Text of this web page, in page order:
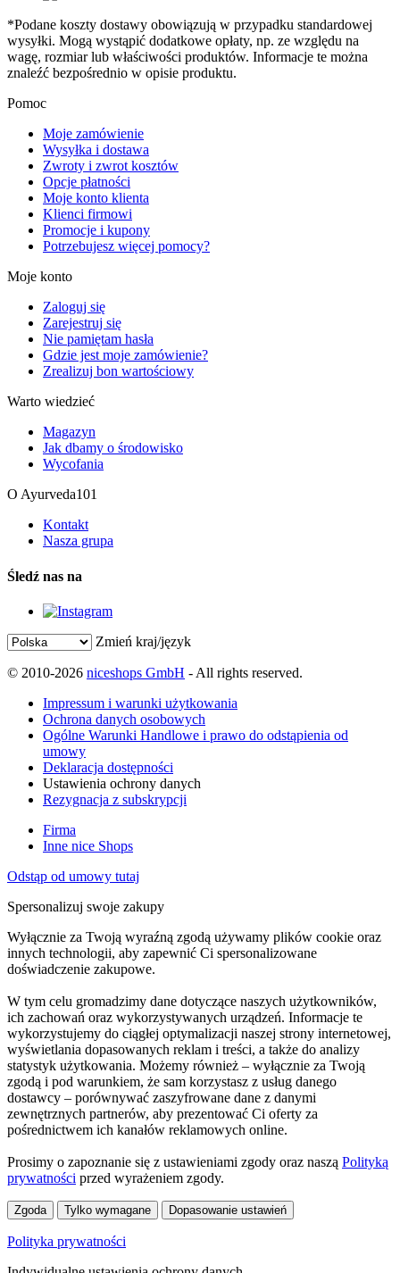
*Podane koszty dostawy obowiązują w przypadku standardowej
wysyłki. Mogą wystąpić dodatkowe opłaty, np. ze względu na
wagę, rozmiar lub właściwości produktów. Informacje te można
znaleźć bezpośrednio w opisie produktu.
Pomoc
Moje zamówienie
Wysyłka i dostawa
Zwroty i zwrot kosztów
Opcje płatności
Moje konto klienta
Klienci firmowi
Promocje i kupony
Potrzebujesz więcej pomocy?
Moje konto
Zaloguj się
Zarejestruj się
Nie pamiętam hasła
Gdzie jest moje zamówienie?
Zrealizuj bon wartościowy
Warto wiedzieć
Magazyn
Jak dbamy o środowisko
Wycofania
O Ayurveda101
Kontakt
Nasza grupa
Śledź nas na
Zmień kraj/język
© 2010-2026 niceshops GmbH - All rights reserved.
Impressum i warunki użytkowania
Ochrona danych osobowych
Ogólne Warunki Handlowe i prawo do odstąpienia od
umowy
Deklaracja dostępności
Ustawienia ochrony danych
Rezygnacja z subskrypcji
Firma
Inne nice Shops
Odstąp od umowy tutaj
Spersonalizuj swoje zakupy
Wyłącznie za Twoją wyraźną zgodą używamy plików cookie oraz
innych technologii, aby zapewnić Ci spersonalizowane
doświadczenie zakupowe.
W tym celu gromadzimy dane dotyczące naszych użytkowników,
ich zachowań oraz wykorzystywanych urządzeń. Informacje te
wykorzystujemy do ciągłej optymalizacji naszej strony internetowej,
wyświetlania dopasowanych reklam i treści, a także do analizy
statystyk użytkowania. Możemy również – wyłącznie za Twoją
zgodą i pod warunkiem, że sam korzystasz z usług danego
dostawcy – porównywać zaszyfrowane dane z danymi
zewnętrznych partnerów, aby prezentować Ci oferty za
pośrednictwem ich kanałów reklamowych online.
Prosimy o zapoznanie się z ustawieniami zgody oraz naszą Polityką
prywatności przed wyrażeniem zgody.
Zgoda Tylko wymagane Dopasowanie ustawień
Polityka prywatności